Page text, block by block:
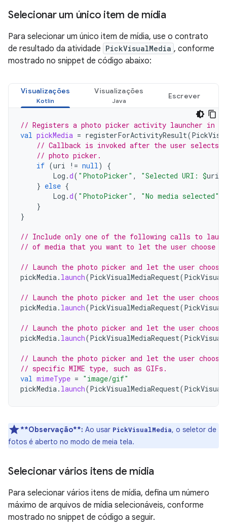
Selecionar um único item de mídia
Para selecionar um único item de mídia, use o contrato
de resultado da atividade PickVisualMedia , conforme
mostrado no snippet de código abaixo:
Visualizações Visualizações
Escrever
// Registers a photo picker activity launcher in
val pickMedia = registerForActivityResult(
// Callback is invoked after the user selects
// photo picker.
if (uri != null)
{
Log .d( "PhotoPicker" , "Selected URI: $uri
} else {
Log .d( "PhotoPicker" , "No media selected"
}
}
// Include only one of the following calls to
// of media that you want to let the user choose
// Launch the photo picker and let the user choose
pickMedia. launch(PickVisualMediaRequest(
// Launch the photo picker and let the user choose
pickMedia. launch(PickVisualMediaRequest(
// Launch the photo picker and let the user
pickMedia. launch(PickVisualMediaRequest(
// Launch the photo picker and let the user
// specific MIME type, such as GIFs.
val mimeType = "image/gif"
pickMedia. launch(PickVisualMediaRequest(
**Observação**: Ao usar PickVisualMedia, o seletor de
fotos é aberto no modo de meia tela.
Selecionar vários itens de mídia
Para selecionar vários itens de mídia, defina um número
máximo de arquivos de mídia selecionáveis, conforme
mostrado no snippet de código a seguir.